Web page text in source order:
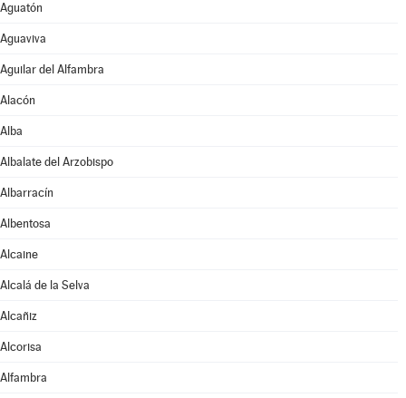
Aguatón
Aguaviva
Aguilar del Alfambra
Alacón
Alba
Albalate del Arzobispo
Albarracín
Albentosa
Alcaine
Alcalá de la Selva
Alcañiz
Alcorisa
Alfambra